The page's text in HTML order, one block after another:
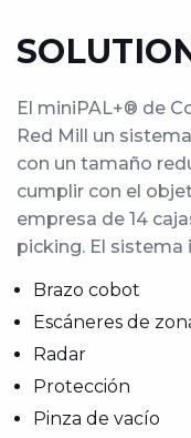
El miniPAL+® de
Red Mill un
con un tamaño
cumplir con el
empresa de 14
picking. El sistema
Brazo cobot
Escáneres de
Radar
Protección
Pinza de vacío